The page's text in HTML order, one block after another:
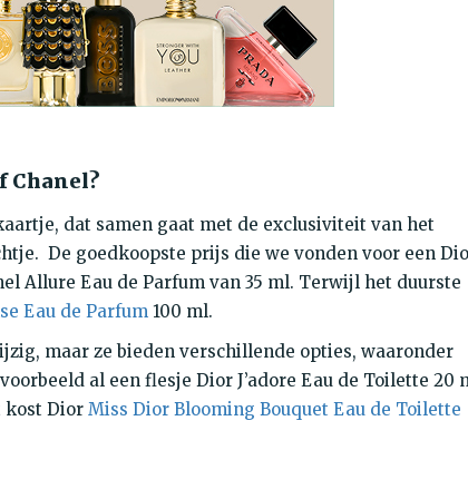
Chanel?
dat samen gaat met de exclusiviteit van het
De goedkoopste prijs die we vonden voor een
Allure Eau de Parfum van 35 ml. Terwijl het duurste
Eau de Parfum 100 ml.
maar ze bieden verschillende opties, waaronder
al een flesje Dior J’adore Eau de Toilette 20
kost Dior Miss Dior Blooming Bouquet Eau de Toilette